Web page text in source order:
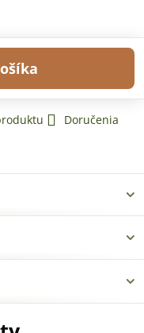
Doručenia